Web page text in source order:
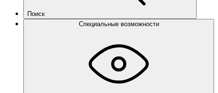
Поиск
Специальные возможности